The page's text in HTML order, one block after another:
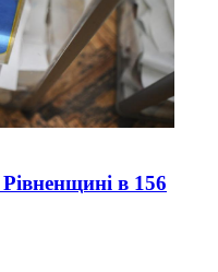
в 156